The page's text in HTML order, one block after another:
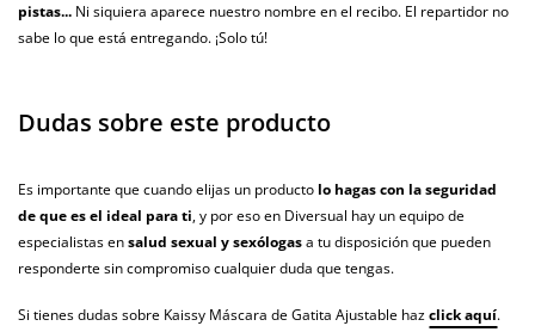
pistas... Ni siquiera aparece nuestro nombre en el recibo. El repartidor no
sabe lo que está entregando. ¡Solo tú!
Dudas sobre este producto
Es importante que cuando elijas un producto lo hagas con la seguridad
de que es el ideal para ti, y por eso en Diversual hay un equipo de
especialistas ensalud sexual y sexólogasa tu disposición que pueden
responderte sin compromiso cualquier duda que tengas.
Si tienes dudas sobre Kaissy Máscara de Gatita Ajustable hazclick aquí.